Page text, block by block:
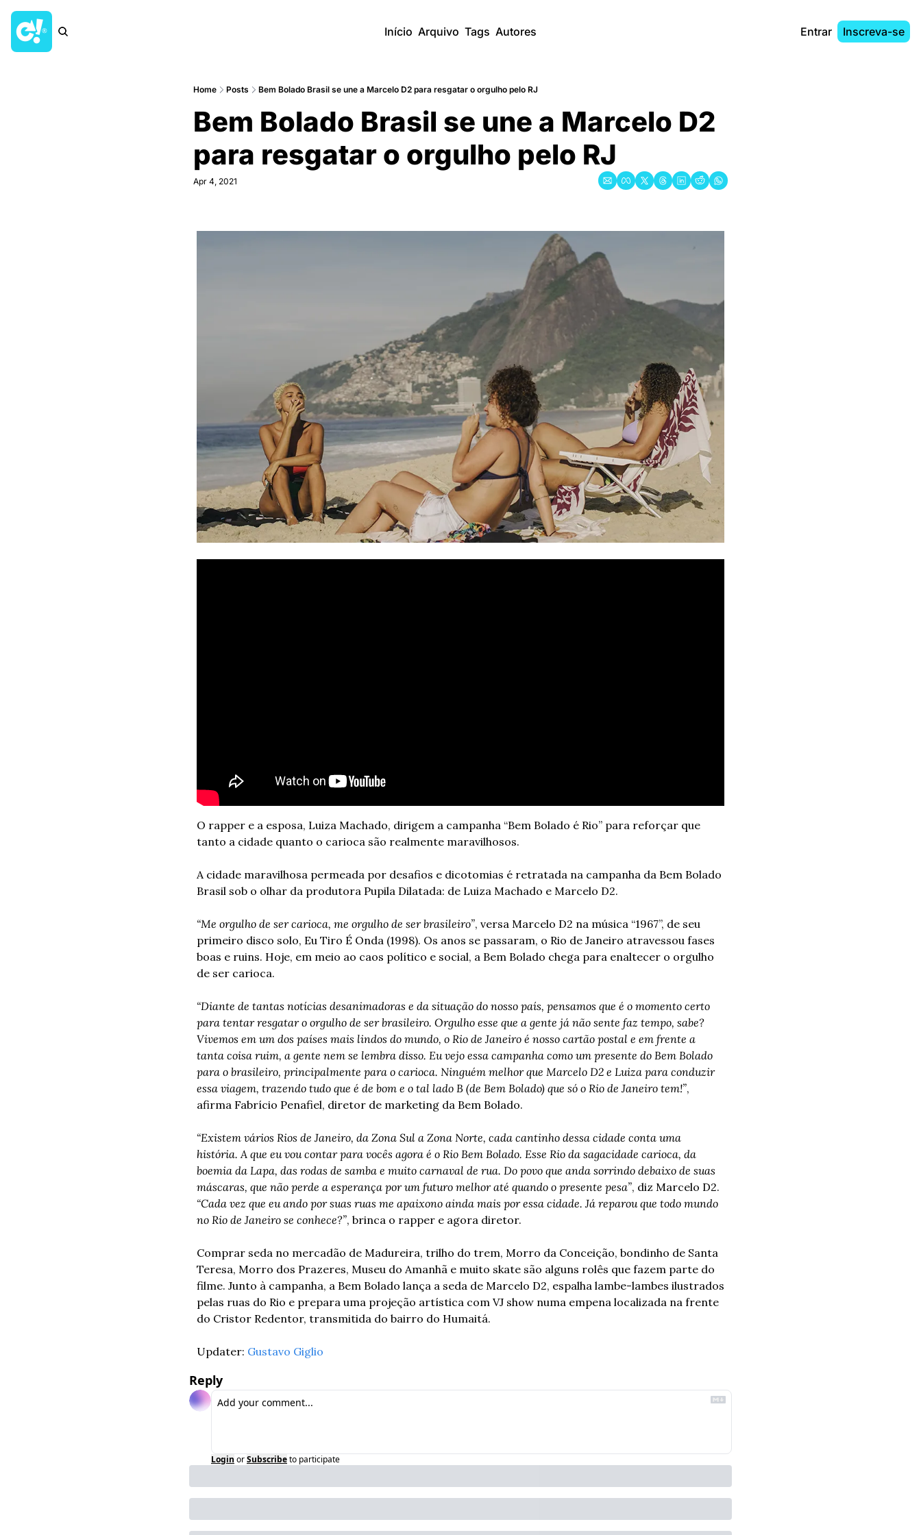
Início Arquivo Tags Autores Entrar Inscreva-se
Home Posts Bem Bolado Brasil se une a Marcelo D2 para resgatar o orgulho pelo RJ
Bem Bolado Brasil se une a Marcelo D2
para resgatar o orgulho pelo RJ
Apr 4, 2021
O rapper e a esposa, Luiza Machado, dirigem a campanha “Bem Bolado é Rio” para reforçar que
tanto a cidade quanto o carioca são realmente maravilhosos.
A cidade maravilhosa permeada por desafios e dicotomias é retratada na campanha da Bem Bolado
Brasil sob o olhar da produtora Pupila Dilatada: de Luiza Machado e Marcelo D2.
“Me orgulho de ser carioca, me orgulho de ser brasileiro”, versa Marcelo D2 na música “1967”, de seu
primeiro disco solo, Eu Tiro É Onda (1998). Os anos se passaram, o Rio de Janeiro atravessou fases
boas e ruins. Hoje, em meio ao caos político e social, a Bem Bolado chega para enaltecer o orgulho
de ser carioca.
“Diante de tantas notícias desanimadoras e da situação do nosso país, pensamos que é o momento certo
para tentar resgatar o orgulho de ser brasileiro. Orgulho esse que a gente já não sente faz tempo, sabe?
Vivemos em um dos países mais lindos do mundo, o Rio de Janeiro é nosso cartão postal e em frente a
tanta coisa ruim, a gente nem se lembra disso. Eu vejo essa campanha como um presente do Bem Bolado
para o brasileiro, principalmente para o carioca. Ninguém melhor que Marcelo D2 e Luiza para conduzir
essa viagem, trazendo tudo que é de bom e o tal lado B (de Bem Bolado) que só o Rio de Janeiro tem!”,
afirma Fabrício Penafiel, diretor de marketing da Bem Bolado.
“Existem vários Rios de Janeiro, da Zona Sul a Zona Norte, cada cantinho dessa cidade conta uma
história. A que eu vou contar para vocês agora é o Rio Bem Bolado. Esse Rio da sagacidade carioca, da
boemia da Lapa, das rodas de samba e muito carnaval de rua. Do povo que anda sorrindo debaixo de suas
máscaras, que não perde a esperança por um futuro melhor até quando o presente pesa”
“Cada vez que eu ando por suas ruas me apaixono ainda mais por essa cidade. Já reparou que todo mundo
no Rio de Janeiro se conhece?”, brinca o rapper e agora diretor.
Comprar seda no mercadão de Madureira, trilho do trem, Morro da Conceição, bondinho de Santa
Teresa, Morro dos Prazeres, Museu do Amanhã e muito skate são alguns rolês que fazem parte do
filme. Junto à campanha, a Bem Bolado lança a seda de Marcelo D2, espalha lambe-lambes ilustrados
pelas ruas do Rio e prepara uma projeção artística com VJ show numa empena localizada na frente
do Cristor Redentor, transmitida do bairro do Humaitá.
Updater: Gustavo Giglio
Reply
Login orSubscribeto participate